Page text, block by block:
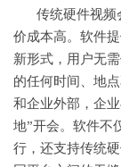
传统硬件视频
价成本高。软件
新形式，用户无
的任何时间、地
和企业外部，企
地”开会。软件不
行，还支持传统